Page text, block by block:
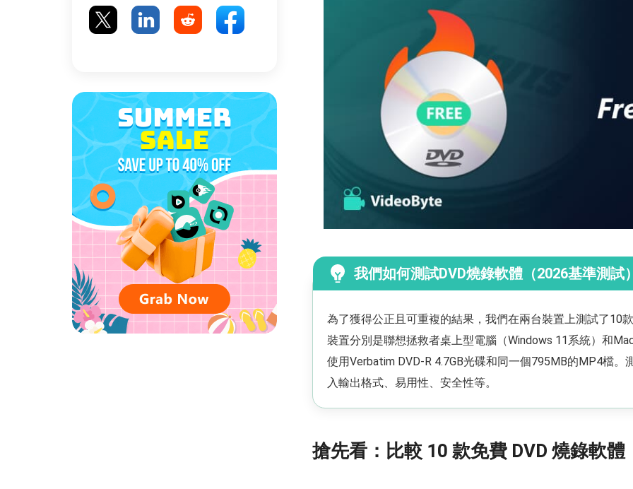
我們如何測試DVD燒錄軟體（2026基準測試
為了獲得公正且可重複的結果，我們在兩台裝置上測試了10
裝置分別是聯想拯救者桌上型電腦（Windows 11系統）和
使用Verbatim DVD-R 4.7GB光碟和同一個795MB的MP4檔
入輸出格式、易用性、安全性等。
搶先看：比較 10 款免費 DVD 燒錄軟體